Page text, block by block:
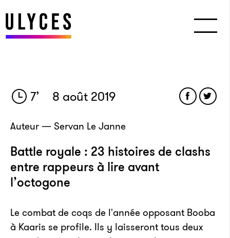
7’ 8 août 2019
Auteur — Servan Le Janne
Battle royale : 23 histoires de clashs
entre rappeurs à lire avant
l’octogone
Le combat de coqs de l'année opposant Booba
à Kaaris se profile. Ils y laisseront tous deux